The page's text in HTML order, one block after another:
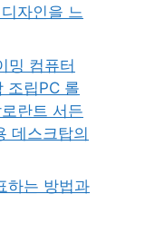
자인을 느
밍 컴퓨터
조립PC 롤
란트 서든
데스크탑의
하는 방법과